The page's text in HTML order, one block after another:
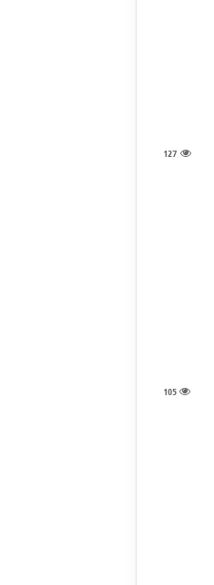
127
105